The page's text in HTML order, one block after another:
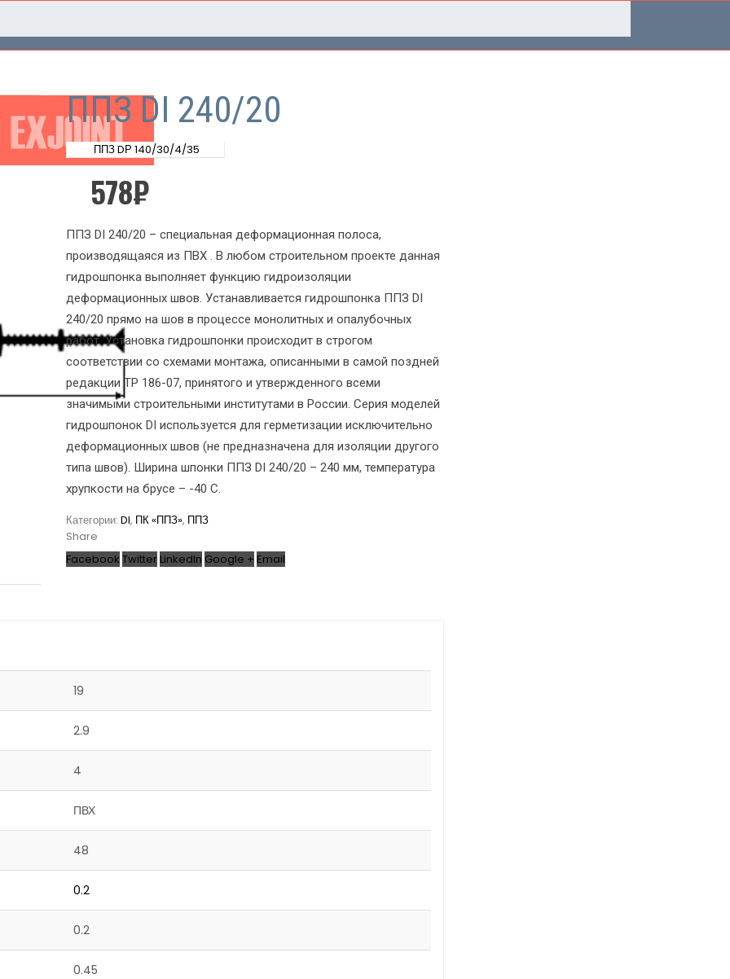
ППЗ DI 240/20
ППЗ DР 140/30/4/35
578₽
ППЗ DI 240/20 – специальная деформационная полоса,
производящаяся из ПВХ . В любом строительном проекте данная
гидрошпонка выполняет функцию гидроизоляции
деформационных швов. Устанавливается гидрошпонка ППЗ DI
240/20 прямо на шов в процессе монолитных и опалубочных
работ. Установка гидрошпонки происходит в строгом
соответствии со схемами монтажа, описанными в самой поздней
редакции ТР 186-07, принятого и утвержденного всеми
значимыми строительными институтами в России. Серия моделей
гидрошпонок DI используется для герметизации исключительно
деформационных швов (не предназначена для изоляции другого
типа швов). Ширина шпонки ППЗ DI 240/20 – 240 мм, температура
хрупкости на брусе – -40 С.
Категории: DI, ПК «ППЗ», ППЗ
Share
Facebook Twitter LinkedIn Google + Email
19
2.9
4
ПВХ
48
0.2
0.2
0.45